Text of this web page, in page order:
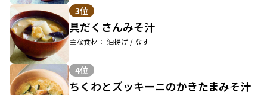
3位
具だくさんみそ汁
主な食材： 油揚げ / なす
4位
ちくわとズッキーニのかきたまみそ汁